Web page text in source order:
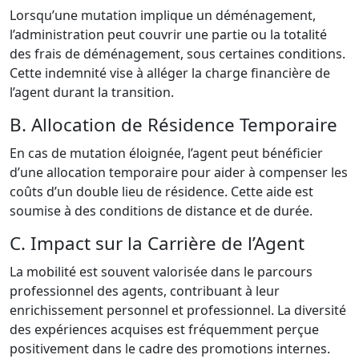
Lorsqu’une mutation implique un déménagement,
l’administration peut couvrir une partie ou la totalité
des frais de déménagement, sous certaines conditions.
Cette indemnité vise à alléger la charge financière de
l’agent durant la transition.
B. Allocation de Résidence Temporaire
En cas de mutation éloignée, l’agent peut bénéficier
d’une allocation temporaire pour aider à compenser les
coûts d’un double lieu de résidence. Cette aide est
soumise à des conditions de distance et de durée.
C. Impact sur la Carrière de l’Agent
La mobilité est souvent valorisée dans le parcours
professionnel des agents, contribuant à leur
enrichissement personnel et professionnel. La diversité
des expériences acquises est fréquemment perçue
positivement dans le cadre des promotions internes.